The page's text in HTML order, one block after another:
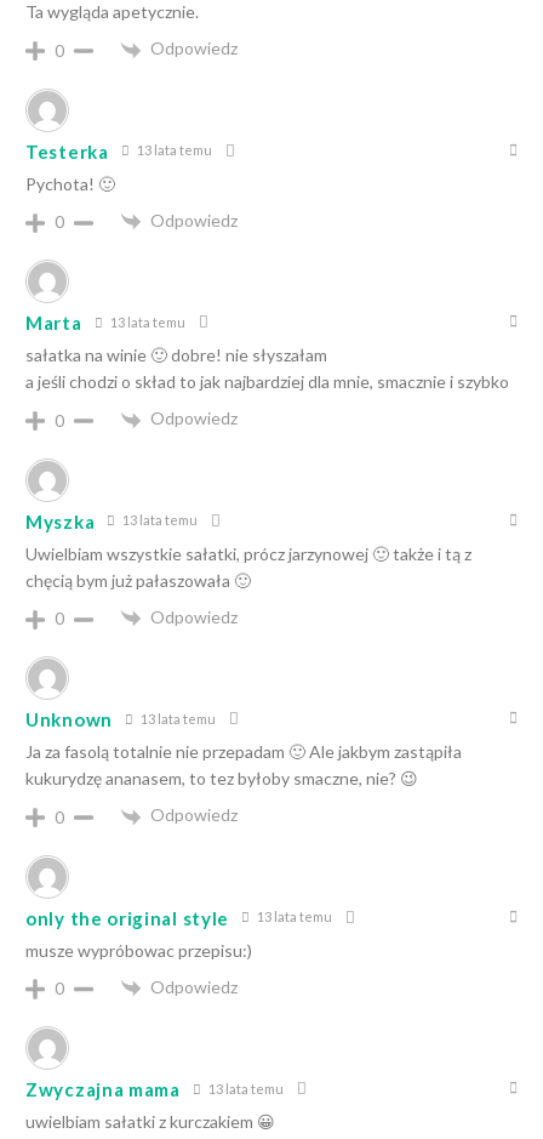
Ta wygląda apetycznie.
0
Odpowiedz
Testerka 13 lata temu
Pychota! 🙂
0
Odpowiedz
Marta 13 lata temu
sałatka na winie 🙂 dobre! nie słyszałam
a jeśli chodzi o skład to jak najbardziej dla mnie, smacznie i szybko
0
Odpowiedz
Myszka 13 lata temu
Uwielbiam wszystkie sałatki, prócz jarzynowej 🙂 także i tą z
chęcią bym już pałaszowała 🙂
0
Odpowiedz
Unknown 13 lata temu
Ja za fasolą totalnie nie przepadam 🙂 Ale jakbym zastąpiła
kukurydzę ananasem, to tez byłoby smaczne, nie? 😉
0
Odpowiedz
only the original style 13 lata temu
musze wypróbowac przepisu:)
0
Odpowiedz
Zwyczajna mama 13 lata temu
uwielbiam sałatki z kurczakiem 😀